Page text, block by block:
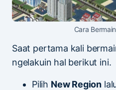
Cara
Saat pertama kali
ngelakuin hal berikut ini.
Pilih New Region